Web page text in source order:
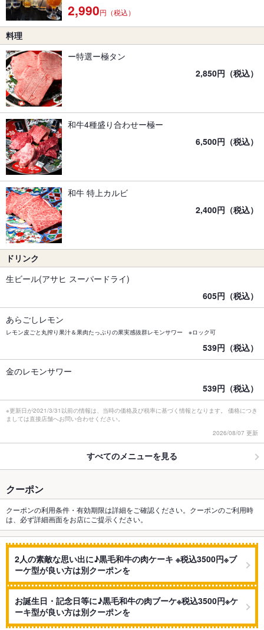
2,990円（税込）
料理
ー特選ー極タン
2,850円（税込）
和牛4種盛り合わせー極ー
6,500円（税込）
和牛 特上カルビ
2,400円（税込）
ドリンク
生ビール(アサヒ スーパードライ)
605円（税込）
あらごしレモン
レモン皮ごと丸搾り果汁＆果肉たっぷりの果実感抜群レモンサワー ※ロック可
539円（税込）
金のレモンサワー
539円（税込）
※更新日が2021/3/31以前の情報は、当時の価格及び税率に基づく情報となります。 価格につき
ましては直接店舗へお問い合わせください。
2026/08/07 更新
すべてのメニューを見る
クーポン
クーポンの利用条件・有効期限は詳細をご確認ください。クーポンのご利用時
は、必ず詳細画面をお店にご提示ください。
2人の素敵な思い出に♪黒毛和牛の肉ケーキ ※税込3500円※ブ
ーケ型が良い方は別クーポンを
お誕生日・記念日等に♪黒毛和牛の肉ブーケ※税込3500円※ケ
ーキ型が良い方は別クーポンを